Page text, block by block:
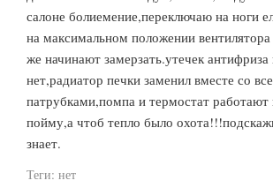
салоне болиемение,переключаю на ноги
на максимальном положении вентилятора
же начинают замерзать.утечек антифриза
нет,радиатор печки заменил вместе со
патрубками,помпа и термостат работают
пойму,а чтоб тепло было
знает.
Теги: нет